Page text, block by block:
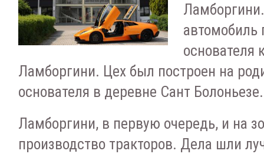
автомобиль
основателя
Ламборгини. Цех был построен на
основателя в деревне Сант Болоньезе.
Ламборгини, в первую очередь, и на
производство тракторов. Дела шли